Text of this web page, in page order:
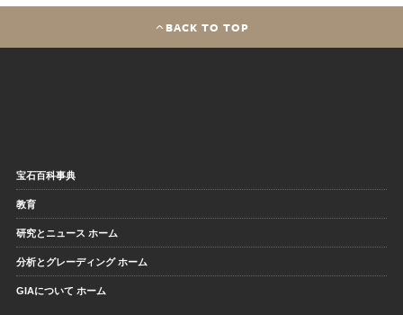
BACK TO TOP
宝石百科事典
教育
研究とニュース ホーム
分析とグレーディング ホーム
GIAについて ホーム